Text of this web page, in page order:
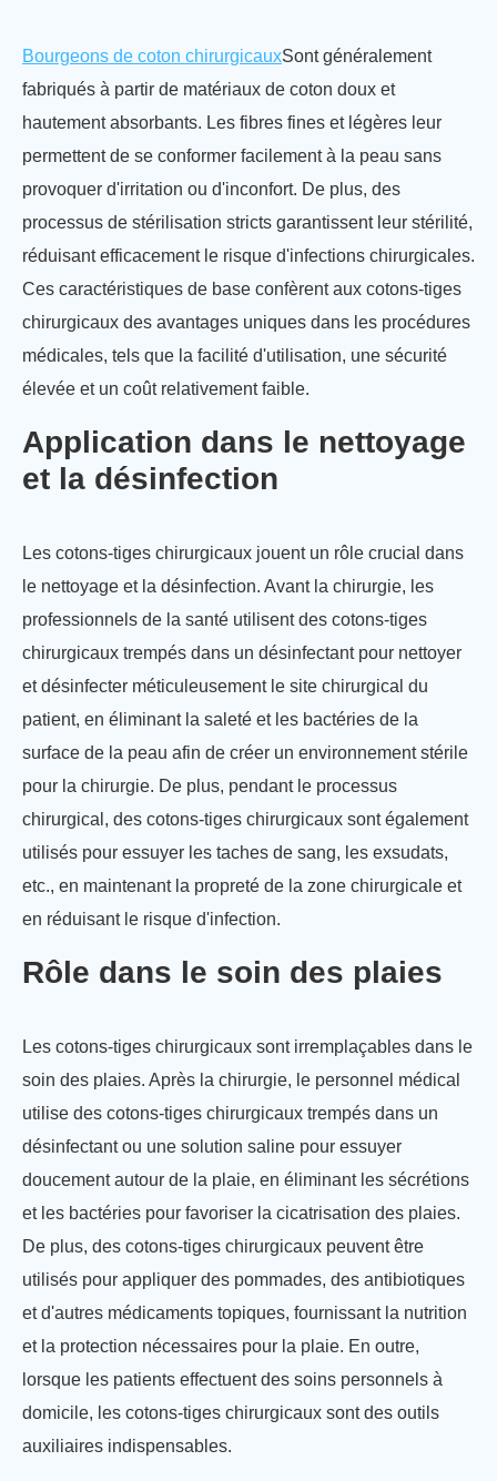
Bourgeons de coton chirurgicauxSont généralement
fabriqués à partir de matériaux de coton doux et
hautement absorbants. Les fibres fines et légères leur
permettent de se conformer facilement à la peau sans
provoquer d'irritation ou d'inconfort. De plus, des
processus de stérilisation stricts garantissent leur stérilité,
réduisant efficacement le risque d'infections chirurgicales.
Ces caractéristiques de base confèrent aux cotons-tiges
chirurgicaux des avantages uniques dans les procédures
médicales, tels que la facilité d'utilisation, une sécurité
élevée et un coût relativement faible.
Application dans le nettoyage
et la désinfection
Les cotons-tiges chirurgicaux jouent un rôle crucial dans
le nettoyage et la désinfection. Avant la chirurgie, les
professionnels de la santé utilisent des cotons-tiges
chirurgicaux trempés dans un désinfectant pour nettoyer
et désinfecter méticuleusement le site chirurgical du
patient, en éliminant la saleté et les bactéries de la
surface de la peau afin de créer un environnement stérile
pour la chirurgie. De plus, pendant le processus
chirurgical, des cotons-tiges chirurgicaux sont également
utilisés pour essuyer les taches de sang, les exsudats,
etc., en maintenant la propreté de la zone chirurgicale et
en réduisant le risque d'infection.
Rôle dans le soin des plaies
Les cotons-tiges chirurgicaux sont irremplaçables dans le
soin des plaies. Après la chirurgie, le personnel médical
utilise des cotons-tiges chirurgicaux trempés dans un
désinfectant ou une solution saline pour essuyer
doucement autour de la plaie, en éliminant les sécrétions
et les bactéries pour favoriser la cicatrisation des plaies.
De plus, des cotons-tiges chirurgicaux peuvent être
utilisés pour appliquer des pommades, des antibiotiques
et d'autres médicaments topiques, fournissant la nutrition
et la protection nécessaires pour la plaie. En outre,
lorsque les patients effectuent des soins personnels à
domicile, les cotons-tiges chirurgicaux sont des outils
auxiliaires indispensables.